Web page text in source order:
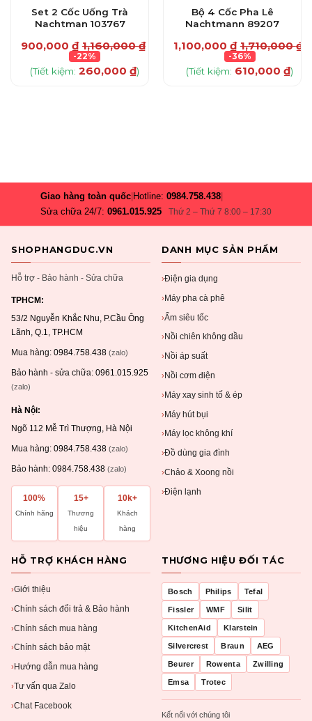
Set 2 Cốc Uống Trà
Nachtman 103767
900,000 ₫ 1,160,000₫
-22%
(Tiết kiệm:260,000₫)
Bộ 4 Cốc Pha Lê
Nachtmann 89207
1,100,000 ₫ 1,710,000₫
-36%
(Tiết kiệm: 610,000₫)
Giao hàng toàn quốc Hotline:0984.758.438
Sửa chữa 24/7:0961.015.925 Thứ 2 – Thứ 7 8:00 – 17:30
SHOPHANGDUC.VN
Hỗ trợ - Bảo hành - Sửa chữa
TPHCM:
53/2 Nguyễn Khắc Nhu, P.Cầu Ông
Lãnh, Q.1, TP.HCM
Mua hàng: 0984.758.438 (zalo)
Bảo hành - sửa chữa: 0961.015.925
(zalo)
Hà Nội:
Ngõ 112 Mễ Trì Thượng, Hà Nội
Mua hàng: 0984.758.438 (zalo)
Bảo hành: 0984.758.438 (zalo)
100%
Chính hãng
15+
Thương
hiệu
10k+
Khách
hàng
DANH MỤC SẢN PHẨM
›Điện gia dụng
›Máy pha cà phê
›Ấm siêu tốc
› Nồi chiên không dầu
› Nồi áp suất
› Nồi cơm điện
›Máy xay sinh tố & ép
›Máy hút bụi
› Máy lọc không khí
›Đồ dùng gia đình
›Chảo & Xoong nồi
›Điện lạnh
HỖ TRỢ KHÁCH HÀNG
›Giới thiệu
›Chính sách đổi trả & Bảo hành
›Chính sách mua hàng
›Chính sách bảo mật
› Hướng dẫn mua hàng
›Tư vấn qua Zalo
›Chat Facebook
THƯƠNG HIỆU ĐỐI TÁC
Bosch Philips Tefal
Fissler WMF Silit
KitchenAid Klarstein
Silvercrest Braun AEG
Beurer Rowenta Zwilling
Emsa Trotec
Kết nối với chúng tôi